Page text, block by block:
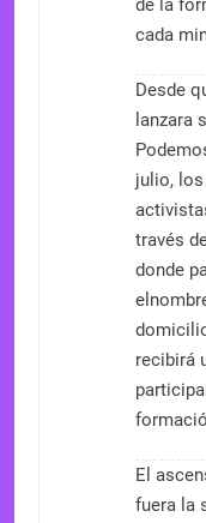
de la
cada
Desde
lanzara
julio,
través
donde
recibirá
El
fuera la